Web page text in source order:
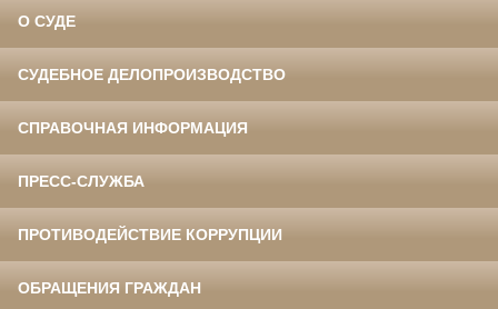
О СУДЕ
СУДЕБНОЕ ДЕЛОПРОИЗВОДСТВО
СПРАВОЧНАЯ ИНФОРМАЦИЯ
ПРЕСС-СЛУЖБА
ПРОТИВОДЕЙСТВИЕ КОРРУПЦИИ
ОБРАЩЕНИЯ ГРАЖДАН